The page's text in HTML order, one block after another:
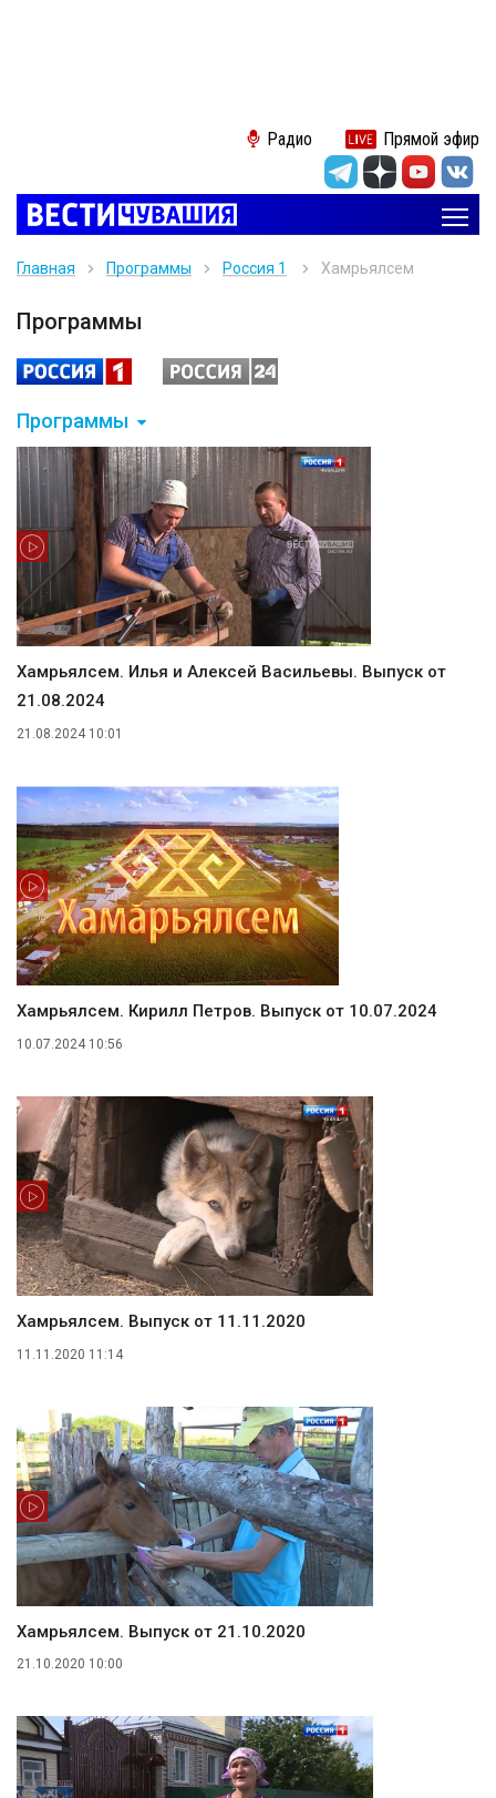
Радио Прямой эфир
Главная Программы Россия 1 Хамӑрьялсем
Программы
Программы
Хамӑрьялсем. Илья и Алексей Васильевы. Выпуск от
21.08.2024
21.08.2024 10:01
Хамӑрьялсем. Кирилл Петров. Выпуск от 10.07.2024
10.07.2024 10:56
Хамӑрьялсем. Выпуск от 11.11.2020
11.11.2020 11:14
Хамӑрьялсем. Выпуск от 21.10.2020
21.10.2020 10:00